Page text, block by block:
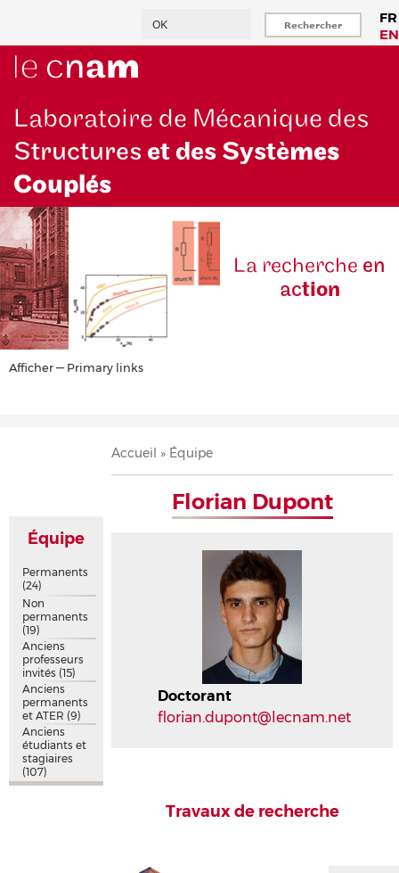
principal
FR
EN
Laboratoire de Mécanique des
Structures et des Systèmes
Couplés
La recherche en
action
Primary
Afficher — Primary links
Fil
d'Ariane
Accueil Équipe
Florian Dupont
Doctorant
florian.dupont@lecnam.net
Travaux de recherche
Équipe
Permanents
(24)
Non
permanents
(19)
Anciens
professeurs
invités (15)
Anciens
permanents
et ATER (9)
Anciens
étudiants et
stagiaires
(107)